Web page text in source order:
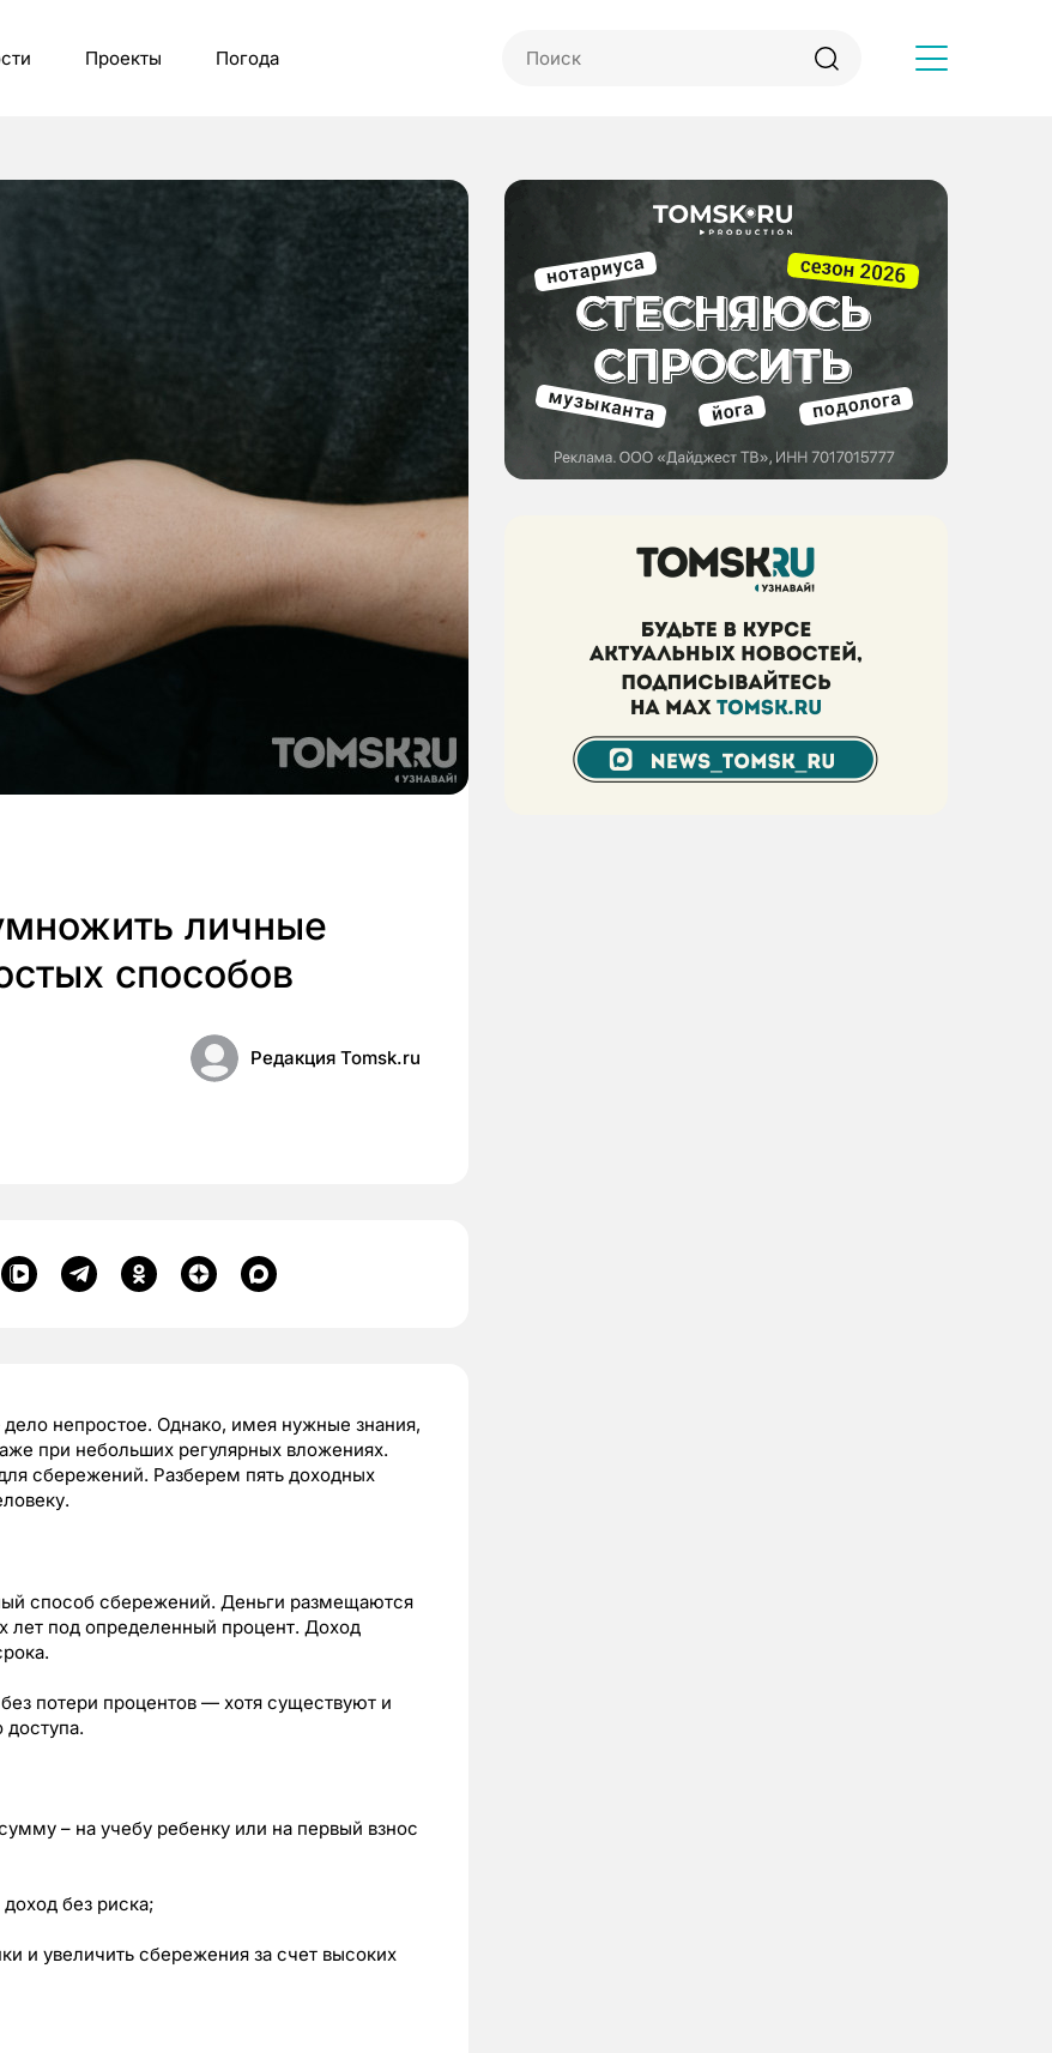
Проекты Погода
личные
способов
Редакция Tomsk.ru
непростое. Однако, имея нужные знания,
при небольших регулярных вложениях.
сбережений. Разберем пять доходных
способ сбережений. Деньги размещаются
лет под определенный процент. Доход
потери процентов — хотя существуют и
– на учебу ребенку или на первый взнос
без риска;
и увеличить сбережения за счет высоких